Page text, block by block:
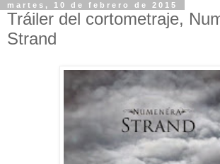
martes, 10 de febrero de 2015
Tráiler del cortometraje,
Strand